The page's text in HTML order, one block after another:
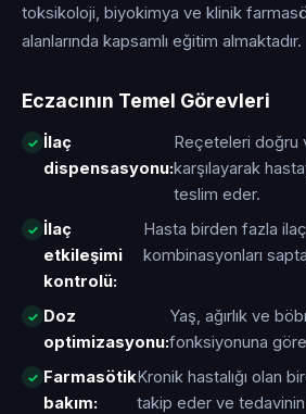
toksikoloji, biyokimya ve klinik
alanlarında kapsamlı eğitim almaktadır.
Eczacının Temel Görevleri
İlaç
dispensasyonu:
Reçeteleri doğru
karşılayarak
teslim eder.
İlaç
etkileşimi
kontrolü:
Hasta birden fazla
kombinasyonları
Doz
optimizasyonu:
Yaş, ağırlık ve
fonksiyonuna
Farmasötik
bakım:
Kronik hastalığı olan
takip eder ve